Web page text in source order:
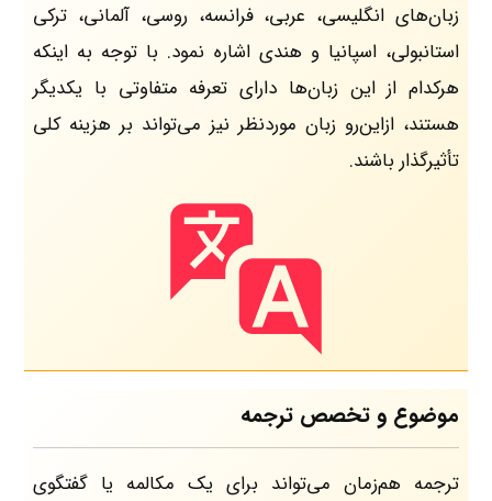
زبان‌های انگلیسی، عربی، فرانسه، روسی، آلمانی، ترکی
استانبولی، اسپانیا و هندی اشاره نمود. با توجه به اینکه
هرکدام از این زبان‌ها دارای تعرفه متفاوتی با یکدیگر
هستند، ازاین‌رو زبان موردنظر نیز می‌تواند بر هزینه کلی
تأثیرگذار باشند.
موضوع و تخصص ترجمه
ترجمه هم‌زمان می‌تواند برای یک مکالمه یا گفتگوی